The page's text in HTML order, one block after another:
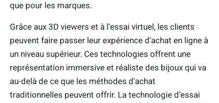
que pour les marques.
Grâce aux 3D viewers et à l'essai virtuel, les clients
peuvent faire passer leur expérience d'achat en ligne à
un niveau supérieur. Ces technologies offrent une
représentation immersive et réaliste des bijoux qui va
au-delà de ce que les méthodes d'achat
traditionnelles peuvent offrir. La technologie d’essai